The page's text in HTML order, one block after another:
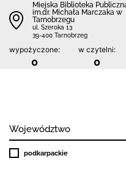
Miejska Biblioteka
im.dr. Michała Marczaka w
Tarnobrzegu
ul. Szeroka 13
39-400 Tarnobrzeg
wypożyczone:
0
w czytelni:
0
Województwo
podkarpackie